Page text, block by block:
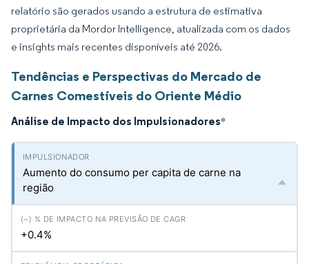
relatório são gerados usando a estrutura de estimativa
proprietária da Mordor Intelligence, atualizada com os dados
e insights mais recentes disponíveis até 2026.
Tendências e Perspectivas do Mercado de
Carnes Comestíveis do Oriente Médio
Análise de Impacto dos Impulsionadores*
Aumento do consumo per capita de carne na
região
+0.4%